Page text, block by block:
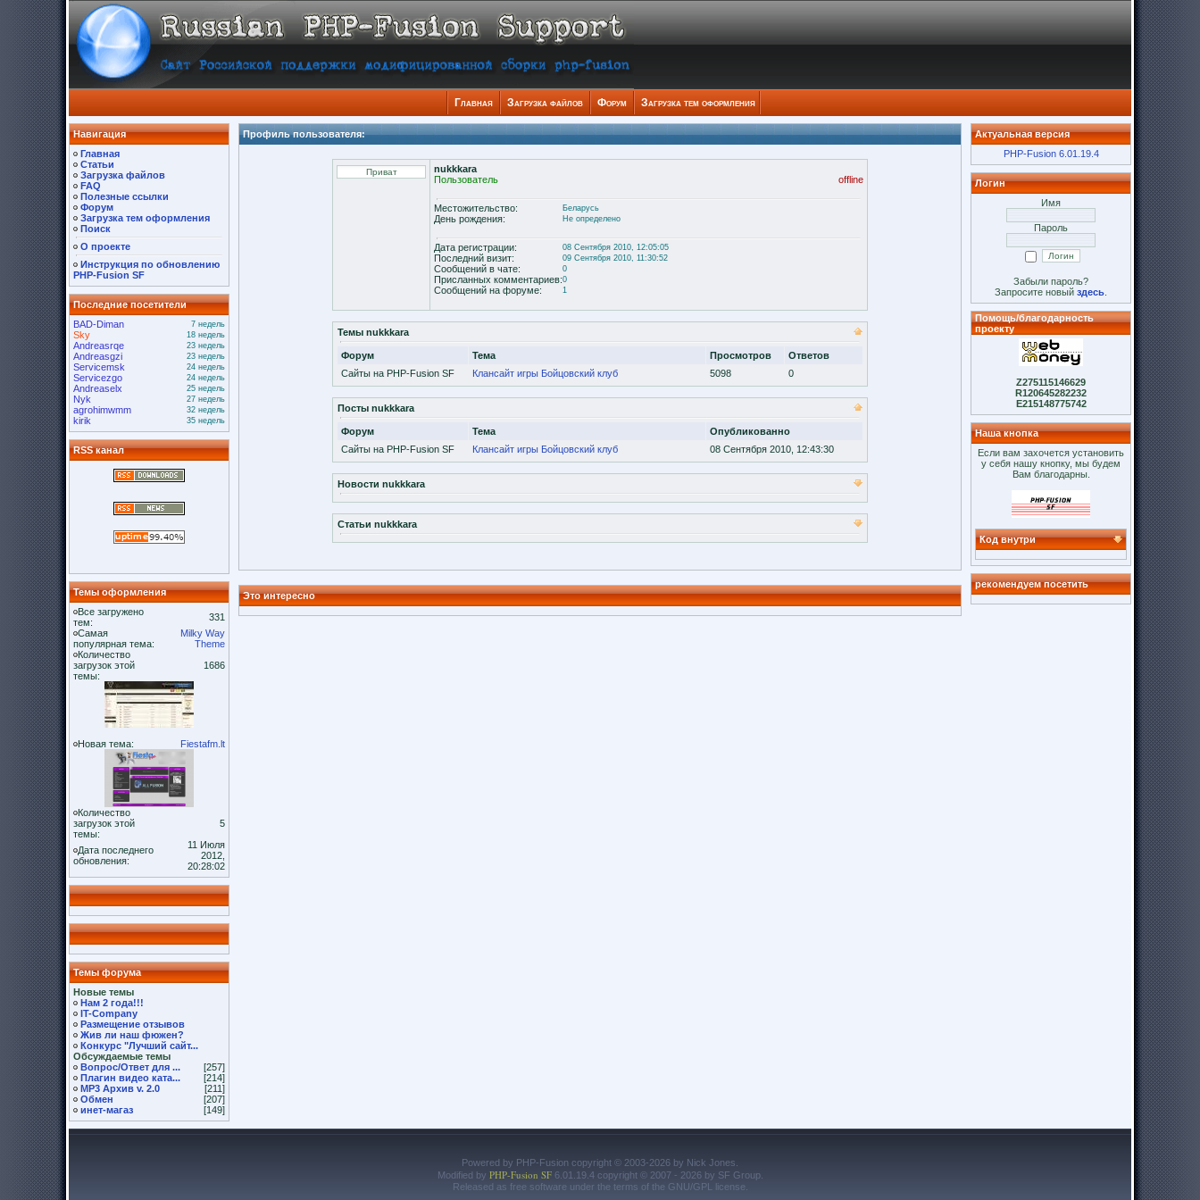
Главная Загрузка файлов Форум Загрузка тем оформления
Навигация
Главная
Статьи
Загрузка файлов
FAQ
Полезные ссылки
Форум
Загрузка тем оформления
Поиск
О проекте
Инструкция по обновлению
PHP-Fusion SF
Последние посетители
BAD-Diman
7 недель
Sky 18 недель
Andreasrqe 23 недель
Andreasgzi 23 недель
Servicemsk 24 недель
Servicezgo 24 недель
Andreaselx 25 недель
Nyk 27 недель
agrohimwmm 32 недель
kirik 35 недель
RSS канал
Темы оформления
Все загружено
тем:
331
Самая
популярная тема:
Milky Way
Theme
Количество
загрузок этой
темы:
1686
Новая тема: Fiestafm.lt
Количество
загрузок этой
темы:
5
Дата последнего
обновления:
11 Июля
2012,
20:28:02
Темы форума
Новые темы
Нам 2 года!!!
IT-Company
Размещение отзывов
Жив ли наш фюжен?
Конкурс "Лучший сайт...
Обсуждаемые темы
Вопрос/Ответ для ...
[257]
Плагин видео ката...
[214]
MP3 Архив v. 2.0
[211]
Обмен
[207]
инет-магаз
[149]
Профиль пользователя:
nukkkara
Пользователь
offline
Местожительство: Беларусь
День рождения: Не определено
Дата регистрации: 08 Сентября 2010, 12:05:05
Последний визит: 09 Сентября 2010, 11:30:52
Сообщений в чате: 0
Присланных комментариев:0
Сообщений на форуме: 1
Темы nukkkara
Форум Тема Просмотров
Ответов
Сайты на PHP-Fusion SF
Клансайт игры Бойцовский клуб 5098 0
Посты nukkkara
Форум Тема
Опубликованно
Сайты на PHP-Fusion SF
Клансайт игры Бойцовский клуб 08 Сентября 2010, 12:43:30
Новости nukkkara
Статьи nukkkara
Это интересно
Актуальная версия
PHP-Fusion 6.01.19.4
Логин
Имя
Пароль
Забыли пароль?
Запросите новый здесь
Помощь/благодарность
проекту
Z275115146629
R120645282232
E215148775742
Наша кнопка
Если вам захочется установить
у себя нашу кнопку, мы будем
Вам благодарны.
Код внутри
рекомендуем посетить
Powered by PHP-Fusion copyright © 2003-2026 by Nick Jones.
Modified by PHP-Fusion SF6.01.19.4 copyright © 2007 - 2026 by SF Group.
Released as free software under the terms of the GNU/GPL license.